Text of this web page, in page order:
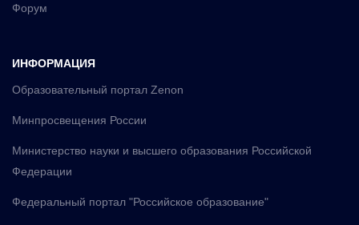
Форум
ИНФОРМАЦИЯ
Образовательный портал Zenon
Минпросвещения России
Министерство науки и высшего образования Российской
Федерации
Федеральный портал "Российское образование"